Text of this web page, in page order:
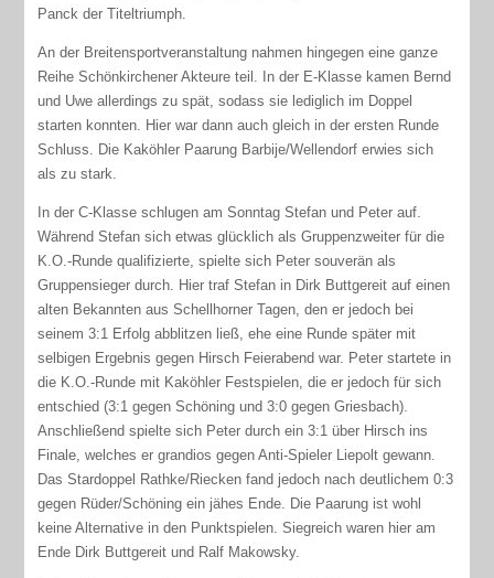
Panck der Titeltriumph.
An der Breitensportveranstaltung nahmen hingegen eine ganze
Reihe Schönkirchener Akteure teil. In der E-Klasse kamen Bernd
und Uwe allerdings zu spät, sodass sie lediglich im Doppel
starten konnten. Hier war dann auch gleich in der ersten Runde
Schluss. Die Kaköhler Paarung Barbije/Wellendorf erwies sich
als zu stark.
In der C-Klasse schlugen am Sonntag Stefan und Peter auf.
Während Stefan sich etwas glücklich als Gruppenzweiter für die
K.O.-Runde qualifizierte, spielte sich Peter souverän als
Gruppensieger durch. Hier traf Stefan in Dirk Buttgereit auf einen
alten Bekannten aus Schellhorner Tagen, den er jedoch bei
seinem 3:1 Erfolg abblitzen ließ, ehe eine Runde später mit
selbigen Ergebnis gegen Hirsch Feierabend war. Peter startete in
die K.O.-Runde mit Kaköhler Festspielen, die er jedoch für sich
entschied (3:1 gegen Schöning und 3:0 gegen Griesbach).
Anschließend spielte sich Peter durch ein 3:1 über Hirsch ins
Finale, welches er grandios gegen Anti-Spieler Liepolt gewann.
Das Stardoppel Rathke/Riecken fand jedoch nach deutlichem 0:3
gegen Rüder/Schöning ein jähes Ende. Die Paarung ist wohl
keine Alternative in den Punktspielen. Siegreich waren hier am
Ende Dirk Buttgereit und Ralf Makowsky.